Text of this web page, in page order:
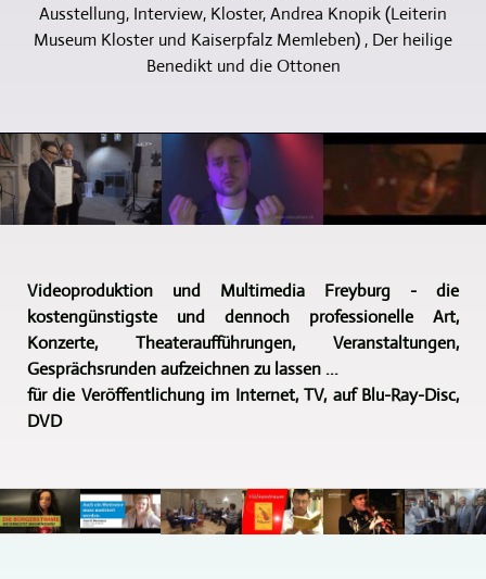
Ausstellung, Interview, Kloster, Andrea Knopik (Leiterin
Museum Kloster und Kaiserpfalz Memleben) , Der heilige
Benedikt und die Ottonen
Videoproduktion und Multimedia Freyburg - die
kostengünstigste und dennoch professionelle Art,
Konzerte, Theateraufführungen, Veranstaltungen,
Gesprächsrunden aufzeichnen zu lassen ...
für die Veröffentlichung im Internet, TV, auf Blu-Ray-Disc,
DVD